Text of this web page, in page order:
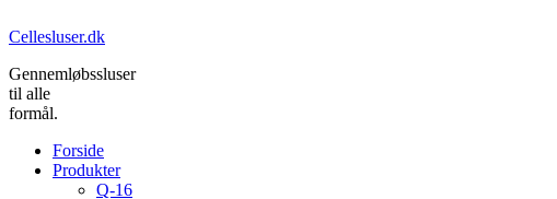
Cellesluser.dk
Gennemløbssluser
til alle
formål.
Forside
Produkter
Q-16